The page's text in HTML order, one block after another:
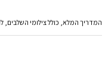
המדריך המלא, כולל צילומי השלבים,